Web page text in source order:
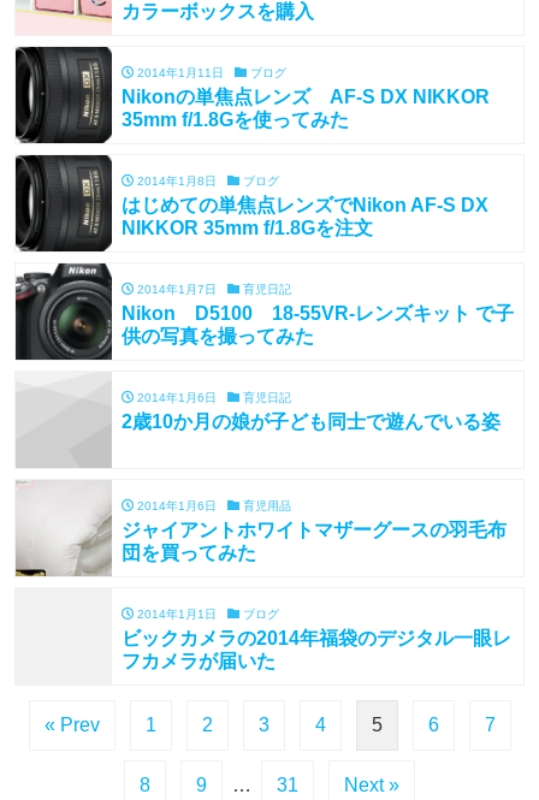
カラーボックスを購入
2014年1月11日 ブログ
Nikonの単焦点レンズ AF-S DX NIKKOR
35mm f/1.8Gを使ってみた
2014年1月8日 ブログ
はじめての単焦点レンズでNikon AF-S DX
NIKKOR 35mm f/1.8Gを注文
2014年1月7日 育児日記
Nikon D5100 18-55VR-レンズキット で子
供の写真を撮ってみた
2014年1月6日 育児日記
2歳10か月の娘が子ども同士で遊んでいる姿
2014年1月6日 育児用品
ジャイアントホワイトマザーグースの羽毛布
団を買ってみた
2014年1月1日 ブログ
ビックカメラの2014年福袋のデジタル一眼レ
フカメラが届いた
« Prev 1 2 3 4 5 6 7
8 9 … 31 Next »